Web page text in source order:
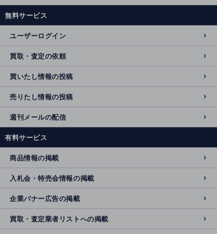
無料サービス
ユーザーログイン
買取・査定の依頼
買いたし情報の投稿
売りたし情報の投稿
週刊メールの配信
有料サービス
商品情報の掲載
入札会・特売会情報の掲載
企業バナー広告の掲載
買取・査定業者リストへの掲載